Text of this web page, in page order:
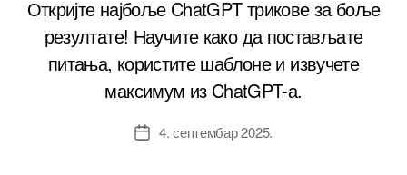
Откријте најбоље ChatGPT трикове за боље
резултате! Научите како да постављате
питања, користите шаблоне и извучете
максимум из ChatGPT-а.
Датум4. септембар 2025.